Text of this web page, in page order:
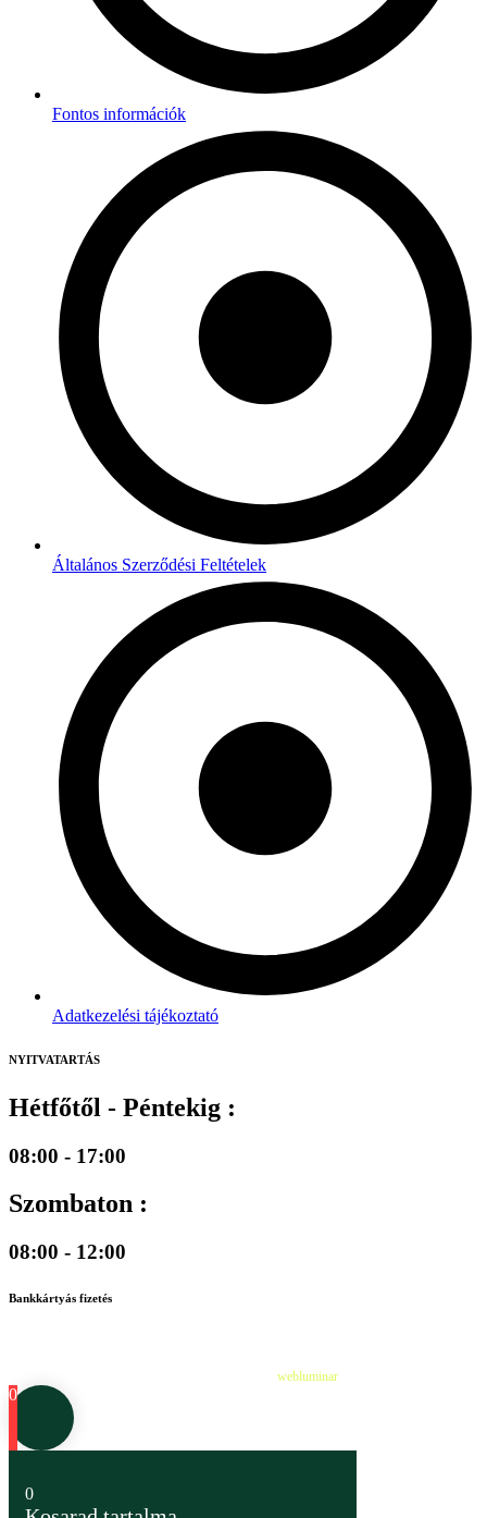
Fontos információk
Általános Szerződési Feltételek
Adatkezelési tájékoztató
NYITVATARTÁS
Hétfőtől - Péntekig :
08:00 - 17:00
Szombaton :
08:00 - 12:00
Bankkártyás fizetés
webluminar
0
0